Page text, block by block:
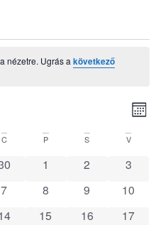
nézetre. Ugrás akövetkező
C P S V
események0 események
1 0 események
2 0
3
0 események
7 0 események
8 0 események
9 0
10
események0 események
15 0 események
16 0
17